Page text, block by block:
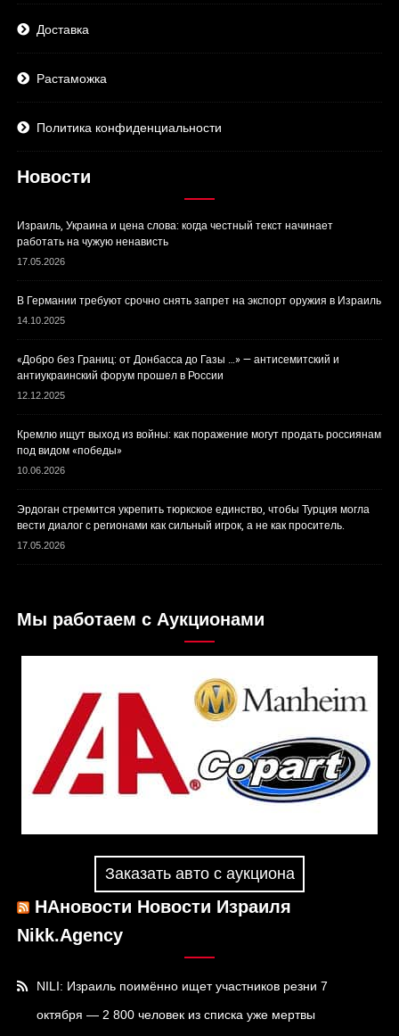
Доставка
Растаможка
Политика конфиденциальности
Новости
Израиль, Украина и цена слова: когда честный текст начинает
работать на чужую ненависть
17.05.2026
В Германии требуют срочно снять запрет на экспорт оружия в Израиль
14.10.2025
«Добро без Границ: от Донбасса до Газы …» — антисемитский и
антиукраинский форум прошел в России
12.12.2025
Кремлю ищут выход из войны: как поражение могут продать россиянам
под видом «победы»
10.06.2026
Эрдоган стремится укрепить тюркское единство, чтобы Турция могла
вести диалог с регионами как сильный игрок, а не как проситель.
17.05.2026
Мы работаем с Аукционами
Заказать авто с аукциона
НАновости Новости Израиля
Nikk.Agency
NILI: Израиль поимённо ищет участников резни 7
октября — 2 800 человек из списка уже мертвы